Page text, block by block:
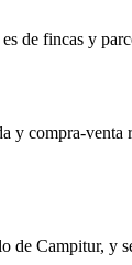
fincas y
y compra-
de Campitur, y